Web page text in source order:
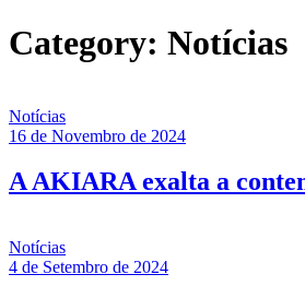
Category: Notícias
Notícias
16 de Novembro de 2024
A AKIARA exalta a
Notícias
4 de Setembro de 2024